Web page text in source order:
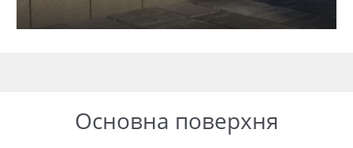
Основна поверхня